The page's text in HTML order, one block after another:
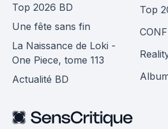
Top 2026 BD
Une fête sans fin
La Naissance de Loki -
One Piece, tome 113
Actualité BD
Top